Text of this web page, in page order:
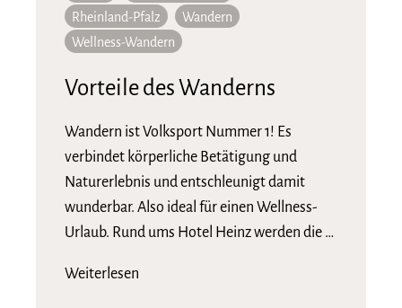
Rheinland-Pfalz
Wandern
Wellness-Wandern
Vorteile des Wanderns
Wandern ist Volksport Nummer 1! Es
verbindet körperliche Betätigung und
Naturerlebnis und entschleunigt damit
wunderbar. Also ideal für einen Wellness-
Urlaub. Rund ums Hotel Heinz werden die …
Weiterlesen